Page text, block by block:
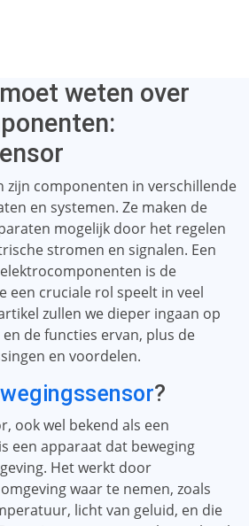
weten over
zijn componenten in verschillende
en systemen. Ze maken de
mogelijk door het regelen
stromen en signalen. Een
is de
een cruciale rol speelt in veel
zullen we dieper ingaan op
en de functies ervan, plus de
en voordelen.
?
ook wel bekend als een
een apparaat dat beweging
Het werkt door
waar te nemen, zoals
licht van geluid, en die